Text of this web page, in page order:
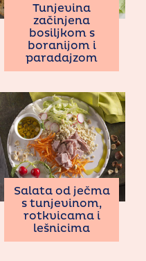
Tunjevina
začinjena
bosiljkom s
boranijom i
paradajzom
Salata od ječma
s tunjevinom,
rotkvicama i
lešnicima